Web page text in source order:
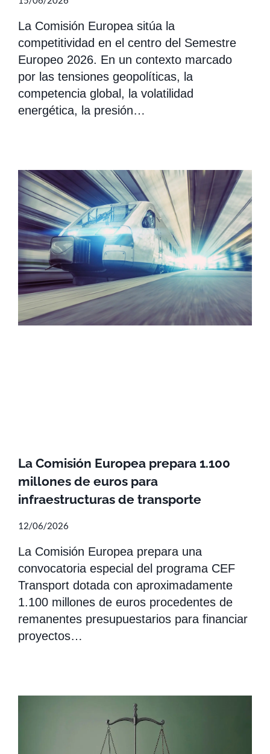
La Comisión Europea sitúa la
competitividad en el centro del Semestre
Europeo 2026. En un contexto marcado
por las tensiones geopolíticas, la
competencia global, la volatilidad
energética, la presión…
La Comisión Europea prepara 1.100
millones de euros para
infraestructuras de transporte
12/06/2026
La Comisión Europea prepara una
convocatoria especial del programa CEF
Transport dotada con aproximadamente
1.100 millones de euros procedentes de
remanentes presupuestarios para financiar
proyectos…